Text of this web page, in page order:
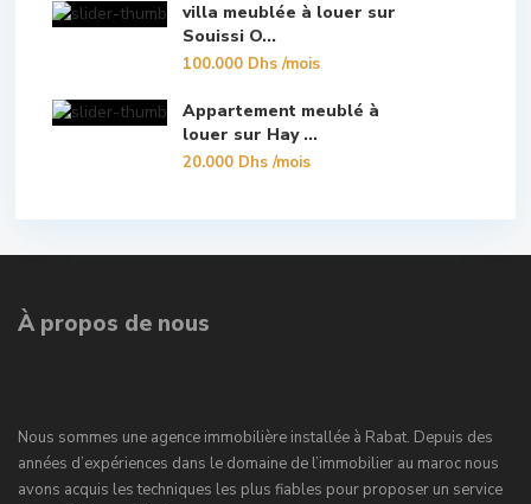
villa meublée à louer sur
Souissi O...
100.000 Dhs/mois
Appartement meublé à
louer sur Hay ...
20.000 Dhs/mois
À propos de nous
Nous sommes une agence immobilière installée à Rabat. Depuis des
années d’expériences dans le domaine de l’immobilier au maroc nous
avons acquis les techniques les plus fiables pour proposer un service